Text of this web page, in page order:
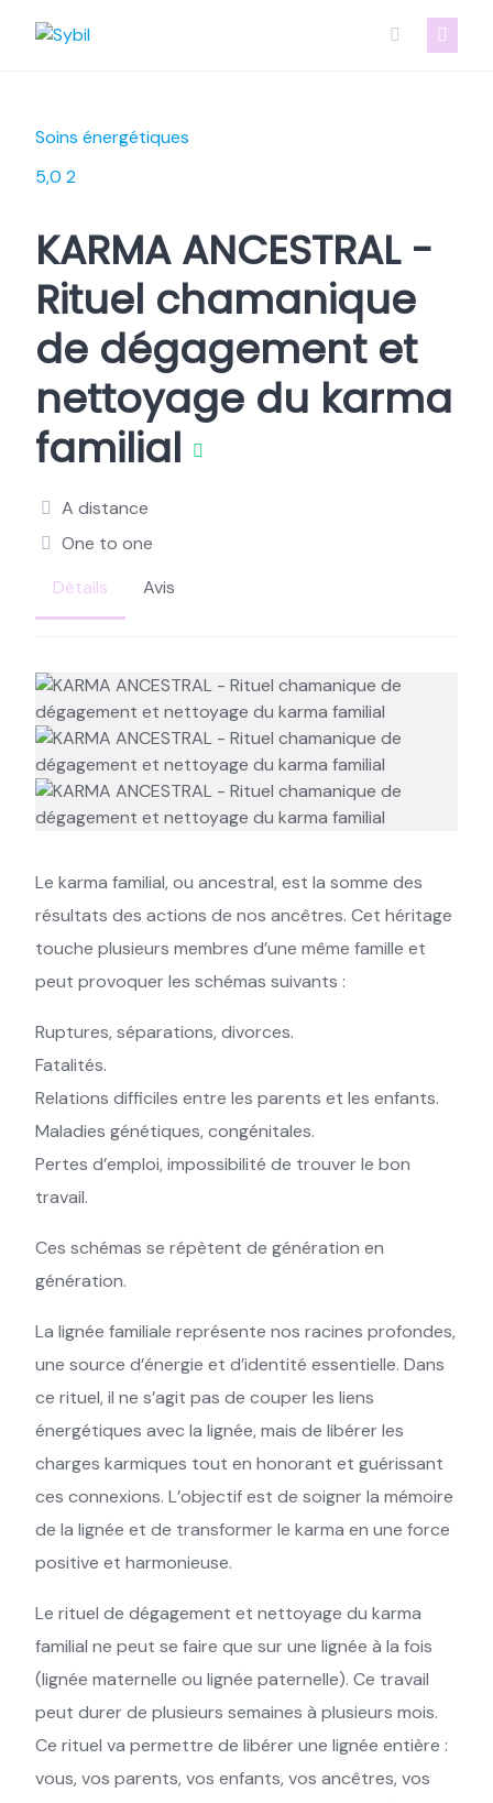
Soins énergétiques
5,0 2
KARMA ANCESTRAL -
Rituel chamanique
de dégagement et
nettoyage du karma
familial
A distance
One to one
Détails
Avis
Le karma familial, ou ancestral, est la somme des
résultats des actions de nos ancêtres. Cet héritage
touche plusieurs membres d’une même famille et
peut provoquer les schémas suivants :
Ruptures, séparations, divorces.
Fatalités.
Relations difficiles entre les parents et les enfants.
Maladies génétiques, congénitales.
Pertes d’emploi, impossibilité de trouver le bon
travail.
Ces schémas se répètent de génération en
génération.
La lignée familiale représente nos racines profondes,
une source d’énergie et d’identité essentielle. Dans
ce rituel, il ne s’agit pas de couper les liens
énergétiques avec la lignée, mais de libérer les
charges karmiques tout en honorant et guérissant
ces connexions. L’objectif est de soigner la mémoire
de la lignée et de transformer le karma en une force
positive et harmonieuse.
Le rituel de dégagement et nettoyage du karma
familial ne peut se faire que sur une lignée à la fois
(lignée maternelle ou lignée paternelle). Ce travail
peut durer de plusieurs semaines à plusieurs mois.
Ce rituel va permettre de libérer une lignée entière :
vous, vos parents, vos enfants, vos ancêtres, vos